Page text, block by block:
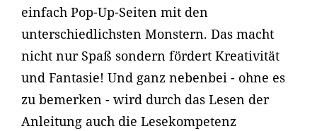
einfach Pop-Up-Seiten mit den
unterschiedlichsten Monstern. Das macht
nicht nur Spaß sondern fördert Kreativität
und Fantasie! Und ganz nebenbei - ohne es
zu bemerken - wird durch das Lesen der
Anleitung auch die Lesekompetenz